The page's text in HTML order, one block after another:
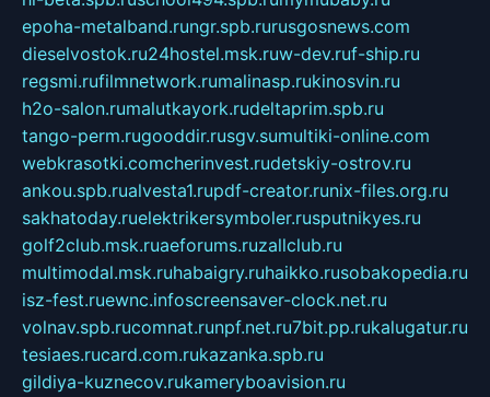
epoha-metalband.rungr.spb.rurusgosnews.com
dieselvostok.ru24hostel.msk.ruw-dev.ruf-ship.ru
regsmi.rufilmnetwork.rumalinasp.rukinosvin.ru
h2o-salon.rumalutkayork.rudeltaprim.spb.ru
tango-perm.rugooddir.rusgv.sumultiki-online.com
webkrasotki.comcherinvest.rudetskiy-ostrov.ru
ankou.spb.rualvesta1.rupdf-creator.runix-files.org.ru
sakhatoday.ruelektrikersymboler.rusputnikyes.ru
golf2club.msk.ruaeforums.ruzallclub.ru
multimodal.msk.ruhabaigry.ruhaikko.rusobakopedia.ru
isz-fest.ruewnc.infoscreensaver-clock.net.ru
volnav.spb.rucomnat.runpf.net.ru7bit.pp.rukalugatur.ru
tesiaes.rucard.com.rukazanka.spb.ru
gildiya-kuznecov.rukameryboavision.ru